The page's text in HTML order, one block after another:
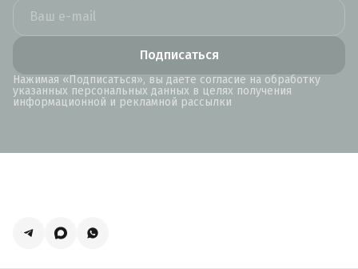
Подписаться
Нажимая «Подписаться», вы даете согласие на обработку
указанных персональных данных в целях получения
информационной и рекламной рассылки